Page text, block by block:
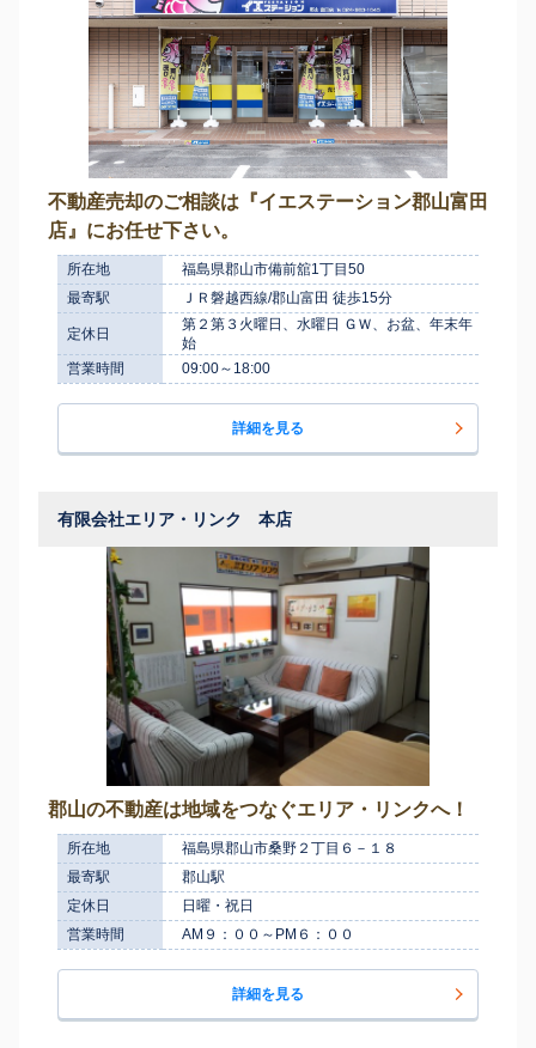
不動産売却のご相談は『イエステーション郡山富田
店』にお任せ下さい。
所在地
福島県郡山市備前舘1丁目50
最寄駅
ＪＲ磐越西線/郡山富田 徒歩15分
定休日
第２第３火曜日、水曜日 ＧＷ、お盆、年末年
始
営業時間
09:00～18:00
詳細を見る
有限会社エリア・リンク 本店
郡山の不動産は地域をつなぐエリア・リンクへ！
所在地
福島県郡山市桑野２丁目６－１８
最寄駅
郡山駅
定休日
日曜・祝日
営業時間
AM９：００～PM６：００
詳細を見る